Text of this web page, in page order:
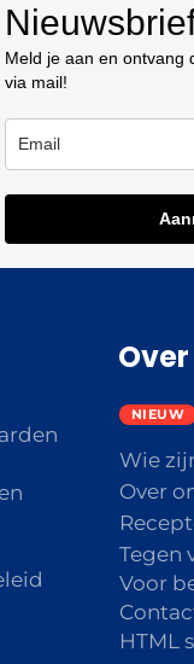
Meld je aan en ontvang
via mail!
Wie
Over
Tegen
Voor
HTML